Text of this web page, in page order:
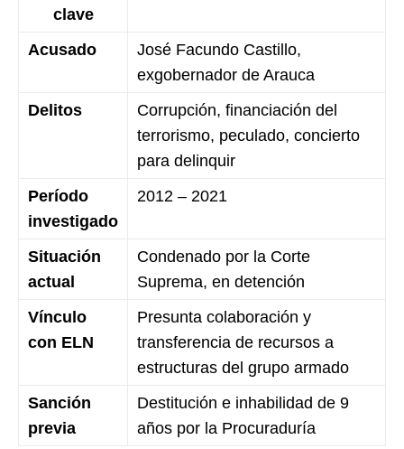
clave
Acusado
José Facundo Castillo,
exgobernador de Arauca
Delitos
Corrupción, financiación del
terrorismo, peculado, concierto
para delinquir
Período
investigado
2012 – 2021
Situación
actual
Condenado por la Corte
Suprema, en detención
Vínculo
con ELN
Presunta colaboración y
transferencia de recursos a
estructuras del grupo armado
Sanción
previa
Destitución e inhabilidad de 9
años por la Procuraduría